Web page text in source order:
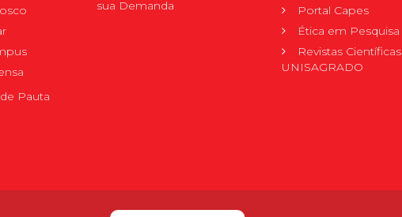
Pauta
sua Demanda
Portal Capes
Ética em Pesquisa
Revistas Científicas
UNISAGRADO